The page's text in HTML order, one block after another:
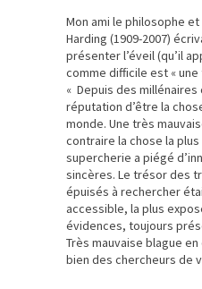
Mon ami le philosophe
Harding (1909-2007)
présenter l’éveil (qu’il
comme difficile est «
« Depuis des millénaires
réputation d’être la
monde. Une très
contraire la chose la
supercherie a piégé
sincères. Le trésor des
épuisés à rechercher
accessible, la plus
évidences, toujours
Très mauvaise blague
bien des chercheurs de